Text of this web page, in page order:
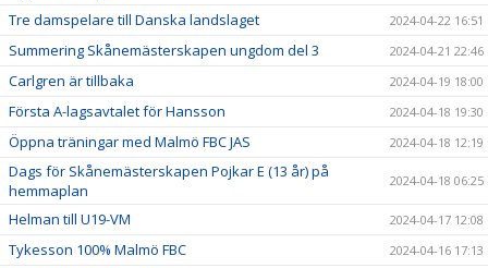
Tre damspelare till Danska landslaget 2024-04-22 16:51
Summering Skånemästerskapen ungdom del 3 2024-04-21 22:46
Carlgren är tillbaka 2024-04-19 18:00
Första A-lagsavtalet för Hansson 2024-04-18 19:30
Öppna träningar med Malmö FBC JAS 2024-04-18 12:19
Dags för Skånemästerskapen Pojkar E (13 år) på
hemmaplan
2024-04-18 06:25
Helman till U19-VM 2024-04-17 12:08
Tykesson 100% Malmö FBC 2024-04-16 17:13